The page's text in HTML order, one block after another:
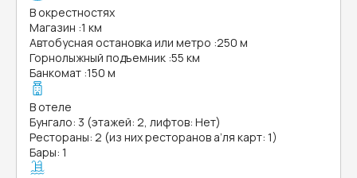
В окрестностях
Магазин :1 км
Автобусная остановка или метро :250 м
Горнолыжный подъемник :55 км
Банкомат :150 м
В отеле
Бунгало: 3 (этажей: 2, лифтов: Нет)
Рестораны: 2 (из них ресторанов а’ля карт: 1)
Бары: 1